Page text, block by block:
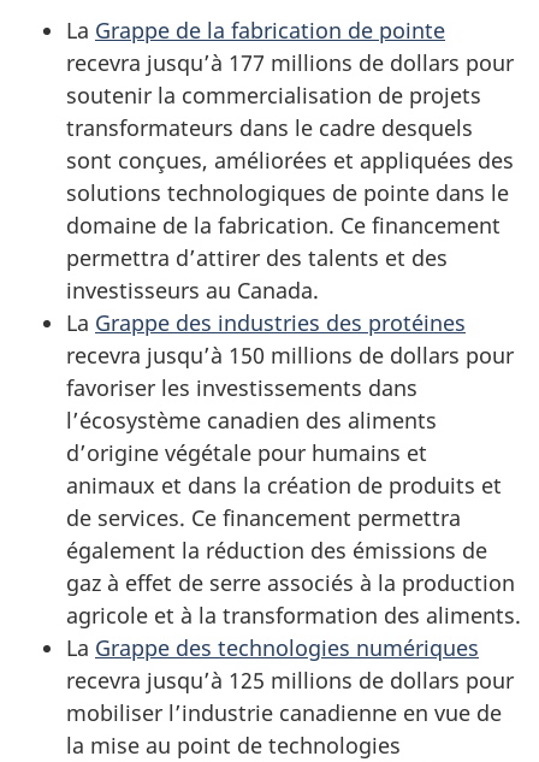
La Grappe de la fabrication de pointe
recevra jusqu’à 177 millions de dollars pour
soutenir la commercialisation de projets
transformateurs dans le cadre desquels
sont conçues, améliorées et appliquées des
solutions technologiques de pointe dans le
domaine de la fabrication. Ce financement
permettra d’attirer des talents et des
investisseurs au Canada.
La Grappe des industries des protéines
recevra jusqu’à 150 millions de dollars pour
favoriser les investissements dans
l’écosystème canadien des aliments
d’origine végétale pour humains et
animaux et dans la création de produits et
de services. Ce financement permettra
également la réduction des émissions de
gaz à effet de serre associés à la production
agricole et à la transformation des aliments.
La Grappe des technologies numériques
recevra jusqu’à 125 millions de dollars pour
mobiliser l’industrie canadienne en vue de
la mise au point de technologies